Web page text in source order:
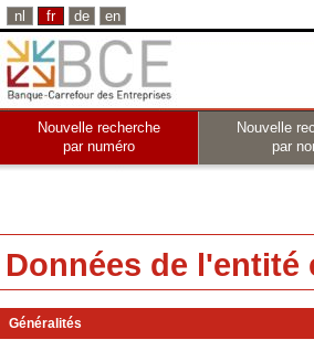
nl fr de en
Nouvelle recherche
par numéro
Nouvelle
par
Données de l'entité
Généralités